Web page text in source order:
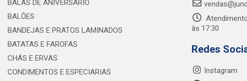
BALAS DE ANIVERSÁRIO
BALÕES
BANDEJAS E PRATOS LAMINADOS
BATATAS E FAROFAS
CHÁS E ERVAS
CONDIMENTOS E ESPECIARIAS
às 17:30
Redes
Instagram